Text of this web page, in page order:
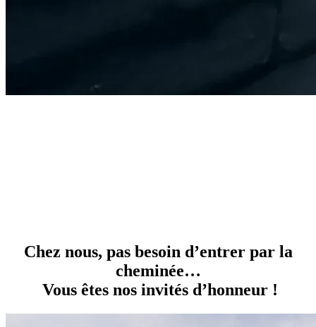
Chez nous, pas besoin d’entrer par la
cheminée…
Vous êtes nos invités d’honneur !